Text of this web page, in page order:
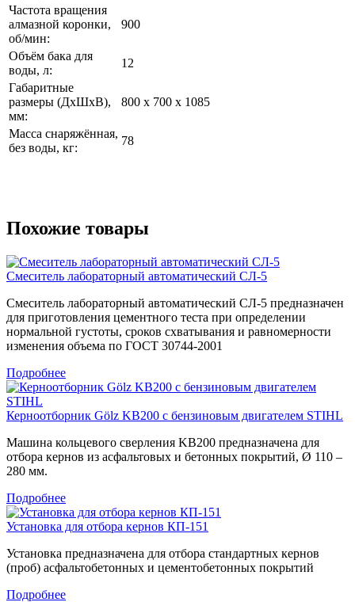
Частота вращения
алмазной коронки,
об/мин:
900
Объём бака для
воды, л:
12
Габаритные
размеры (ДхШхВ),
мм:
800 х 700 х 1085
Масса снаряжённая,
без воды, кг:
78
Похожие товары
Смеситель лабораторный автоматический СЛ-5
Смеситель лабораторный автоматический СЛ-5 предназначен
для приготовления цементного теста при определении
нормальной густоты, сроков схватывания и равномерности
изменения объема по ГОСТ 30744-2001
Подробнее
Керноотборник Gölz KB200 с бензиновым двигателем STIHL
Машина кольцевого сверления KB200 предназначена для
отбора кернов из асфальтовых и бетонных покрытий, Ø 110 –
280 мм.
Подробнее
Установка для отбора кернов КП-151
Установка предназначена для отбора стандартных кернов
(проб) асфальтобетонных и цементобетонных покрытий
Подробнее